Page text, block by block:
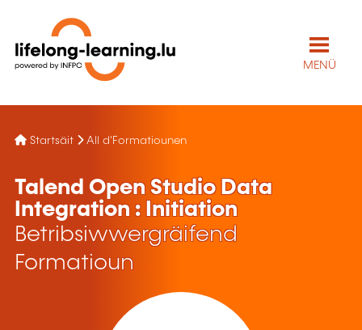
MENÜ
Startsäit All d'Formatiounen
Talend Open Studio Data
Integration : Initiation
Betribsiwwergräifend
Formatioun